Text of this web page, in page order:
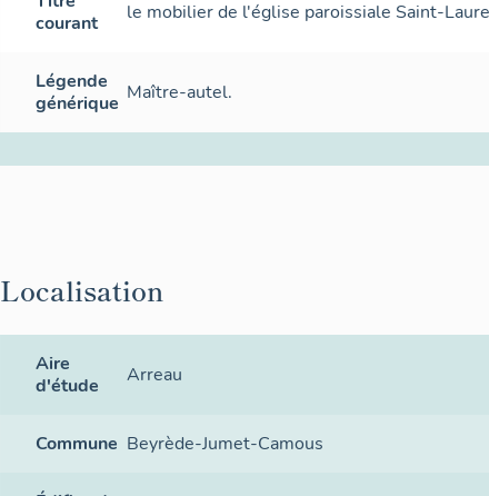
courant
le mobilier de l'église paroissiale Saint-
Légende
générique Maître-autel.
Localisation
Aire
d'étude
Arreau
Commune Beyrède-Jumet-Camous